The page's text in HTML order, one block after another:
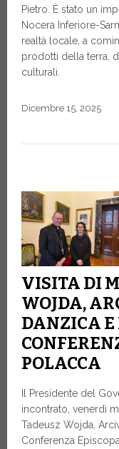
Pietro. È stato un
Nocera Inferiore-
realtà locale, a
prodotti della terra,
culturali.
Dicembre 15, 2025
VISITA DI
WOJDA,
DANZICA E
POLACCA
Il Presidente del
incontrato, venerdì
Tadeusz Wojda,
Conferenza